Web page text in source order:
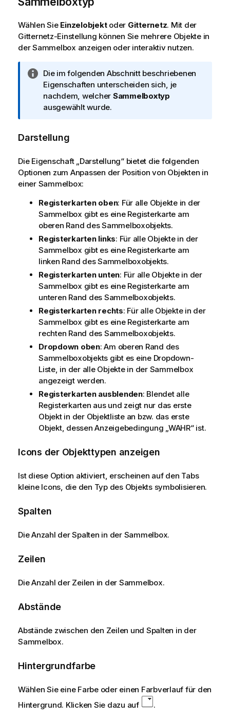
Wählen Sie Einzelobjektoder Gitternetz. Mit der
Gitternetz-Einstellung können Sie mehrere Objekte in
der Sammelbox anzeigen oder interaktiv nutzen.
I
n
f
o
a
i
o
n
i
w
e
i
s
Die im folgenden Abschnitt beschriebenen
Eigenschaften unterscheiden sich, je
nachdem, welcher Sammelboxtyp
ausgewählt wurde.
Darstellung
Die Eigenschaft „Darstellung“ bietet die folgenden
Optionen zum Anpassen der Position von Objekten in
einer Sammelbox:
Registerkarten oben: Für alle Objekte in der
Sammelbox gibt es eine Registerkarte am
oberen Rand des Sammelboxobjekts.
Registerkarten links: Für alle Objekte in der
Sammelbox gibt es eine Registerkarte am
linken Rand des Sammelboxobjekts.
Registerkarten unten: Für alle Objekte in der
Sammelbox gibt es eine Registerkarte am
unteren Rand des Sammelboxobjekts.
Registerkarten rechts: Für alle Objekte in der
Sammelbox gibt es eine Registerkarte am
rechten Rand des Sammelboxobjekts.
Dropdown oben: Am oberen Rand des
Sammelboxobjekts gibt es eine Dropdown-
Liste, in der alle Objekte in der Sammelbox
angezeigt werden.
Registerkarten ausblenden: Blendet alle
Registerkarten aus und zeigt nur das erste
Objekt in der Objektliste an bzw. das erste
Objekt, dessen Anzeigebedingung „WAHR“ ist.
Icons der Objekttypen anzeigen
Ist diese Option aktiviert, erscheinen auf den Tabs
kleine Icons, die den Typ des Objekts symbolisieren.
Spalten
Die Anzahl der Spalten in der Sammelbox.
Zeilen
Die Anzahl der Zeilen in der Sammelbox.
Abstände
Abstände zwischen den Zeilen und Spalten in der
Sammelbox.
Hintergrundfarbe
Wählen Sie eine Farbe oder einen Farbverlauf für den
Hintergrund. Klicken Sie dazu auf
.